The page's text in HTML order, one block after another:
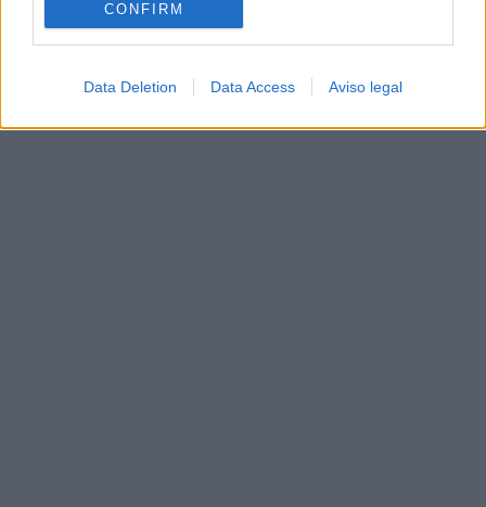
CONFIRM
Data Deletion Data Access Aviso legal